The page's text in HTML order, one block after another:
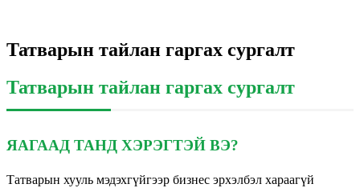
Татварын тайлан гаргах сургалт
Татварын тайлан гаргах сургалт
ЯАГААД ТАНД ХЭРЭГТЭЙ ВЭ?
Татварын хууль мэдэхгүйгээр бизнес эрхэлбэл хараагүй